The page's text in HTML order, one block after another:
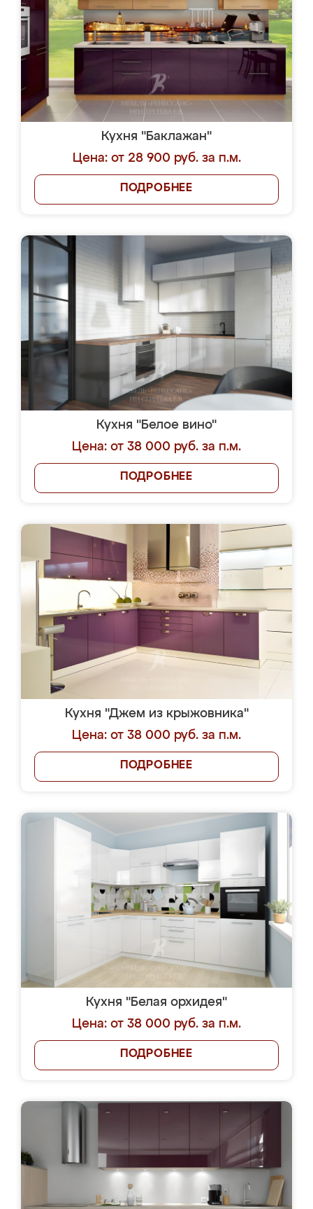
Кухня "Баклажан"
Цена: от 28 900 руб. за п.м.
ПОДРОБНЕЕ
Кухня "Белое вино"
Цена: от 38 000 руб. за п.м.
ПОДРОБНЕЕ
Кухня "Джем из крыжовника"
Цена: от 38 000 руб. за п.м.
ПОДРОБНЕЕ
Кухня "Белая орхидея"
Цена: от 38 000 руб. за п.м.
ПОДРОБНЕЕ